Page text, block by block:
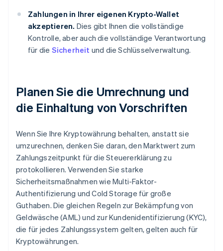
Zahlungen in Ihrer eigenen Krypto-Wallet
akzeptieren. Dies gibt Ihnen die vollständige
Kontrolle, aber auch die vollständige Verantwortung
für die Sicherheit und die Schlüsselverwaltung.
Planen Sie die Umrechnung und
die Einhaltung von Vorschriften
Wenn Sie Ihre Kryptowährung behalten, anstatt sie
umzurechnen, denken Sie daran, den Marktwert zum
Zahlungszeitpunkt für die Steuererklärung zu
protokollieren. Verwenden Sie starke
Sicherheitsmaßnahmen wie Multi-Faktor-
Authentifizierung und Cold Storage für große
Guthaben. Die gleichen Regeln zur Bekämpfung von
Geldwäsche (AML) und zur Kundenidentifizierung (KYC),
die für jedes Zahlungssystem gelten, gelten auch für
Kryptowährungen.